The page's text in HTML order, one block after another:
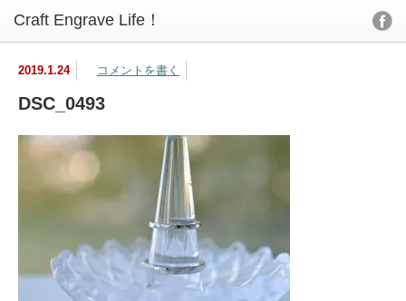
2019.1.24 コメントを書く
DSC_0493